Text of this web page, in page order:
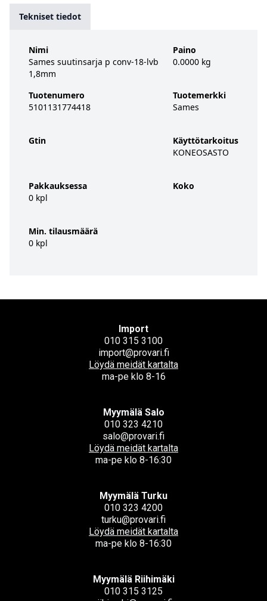
Tekniset tiedot
Nimi
Sames suutinsarja p conv-18-lvb
1,8mm
Tuotenumero
5101131774418
Gtin
Pakkauksessa
0 kpl
Min. tilausmäärä
0 kpl
Paino
0.0000 kg
Tuotemerkki
Sames
Käyttötarkoitus
KONEOSASTO
Koko
Import
010 315 3100
import@provari.fi
Löydä meidät kartalta
ma-pe klo 8-16
Myymälä Salo
010 323 4210
salo@provari.fi
Löydä meidät kartalta
ma-pe klo 8-16:30
Myymälä Turku
010 323 4200
turku@provari.fi
Löydä meidät kartalta
ma-pe klo 8-16:30
Myymälä Riihimäki
010 315 3125